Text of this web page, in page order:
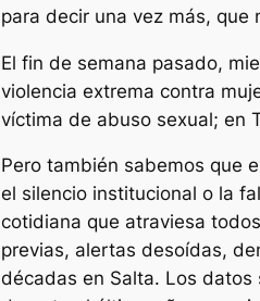
para decir una vez más,
El fin de semana pasado,
violencia extrema contra
víctima de abuso sexual; en
Pero también sabemos que
el silencio institucional o la
cotidiana que atraviesa
previas, alertas desoídas,
décadas en Salta. Los datos